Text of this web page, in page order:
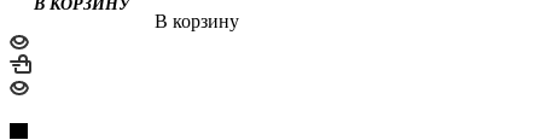
В корзину